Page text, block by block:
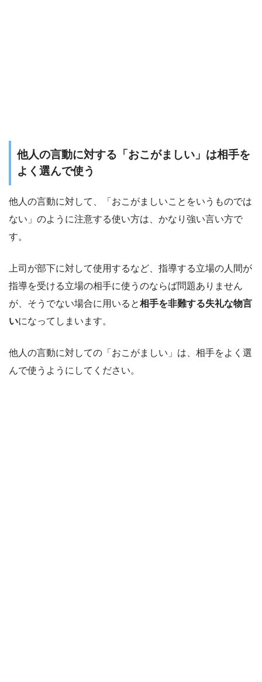
他人の言動に対する「おこがましい」は相手を
よく選んで使う
他人の言動に対して、「おこがましいことをいうものでは
ない」のように注意する使い方は、かなり強い言い方で
す。
上司が部下に対して使用するなど、指導する立場の人間が
指導を受ける立場の相手に使うのならば問題ありません
が、そうでない場合に用いると相手を非難する失礼な物言
いになってしまいます。
他人の言動に対しての「おこがましい」は、相手をよく選
んで使うようにしてください。